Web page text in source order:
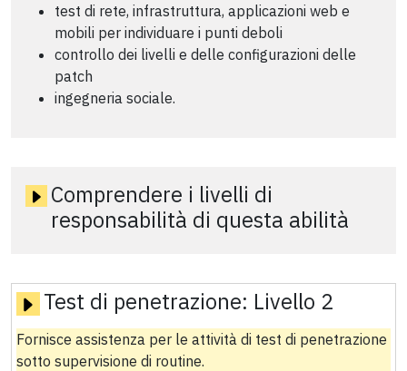
test di rete, infrastruttura, applicazioni web e
mobili per individuare i punti deboli
controllo dei livelli e delle configurazioni delle
patch
ingegneria sociale.
Comprendere i livelli di
responsabilità di questa abilità
Test di penetrazione: Livello 2
Fornisce assistenza per le attività di test di penetrazione
sotto supervisione di routine.